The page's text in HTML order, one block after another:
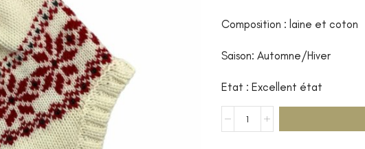
Composition : laine et coton
Saison: Automne/Hiver
Etat : Excellent état